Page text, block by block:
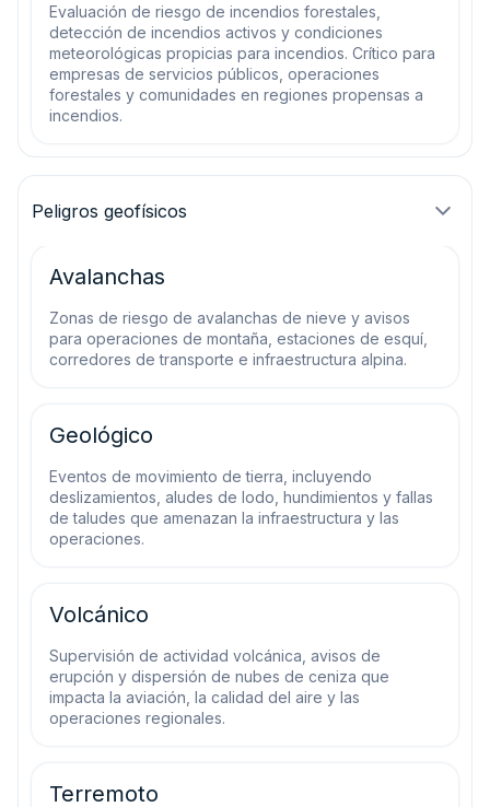
Evaluación de riesgo de incendios forestales,
detección de incendios activos y condiciones
meteorológicas propicias para incendios. Crítico para
empresas de servicios públicos, operaciones
forestales y comunidades en regiones propensas a
incendios.
Peligros geofísicos
Avalanchas
Zonas de riesgo de avalanchas de nieve y avisos
para operaciones de montaña, estaciones de esquí,
corredores de transporte e infraestructura alpina.
Geológico
Eventos de movimiento de tierra, incluyendo
deslizamientos, aludes de lodo, hundimientos y fallas
de taludes que amenazan la infraestructura y las
operaciones.
Volcánico
Supervisión de actividad volcánica, avisos de
erupción y dispersión de nubes de ceniza que
impacta la aviación, la calidad del aire y las
operaciones regionales.
Terremoto